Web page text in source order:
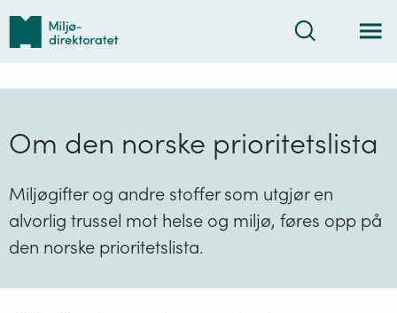
Tilbake
forsiden
Søk
Om den norske prioritetslista
Miljøgifter og andre stoffer som utgjør en
alvorlig trussel mot helse og miljø, føres opp på
den norske prioritetslista.